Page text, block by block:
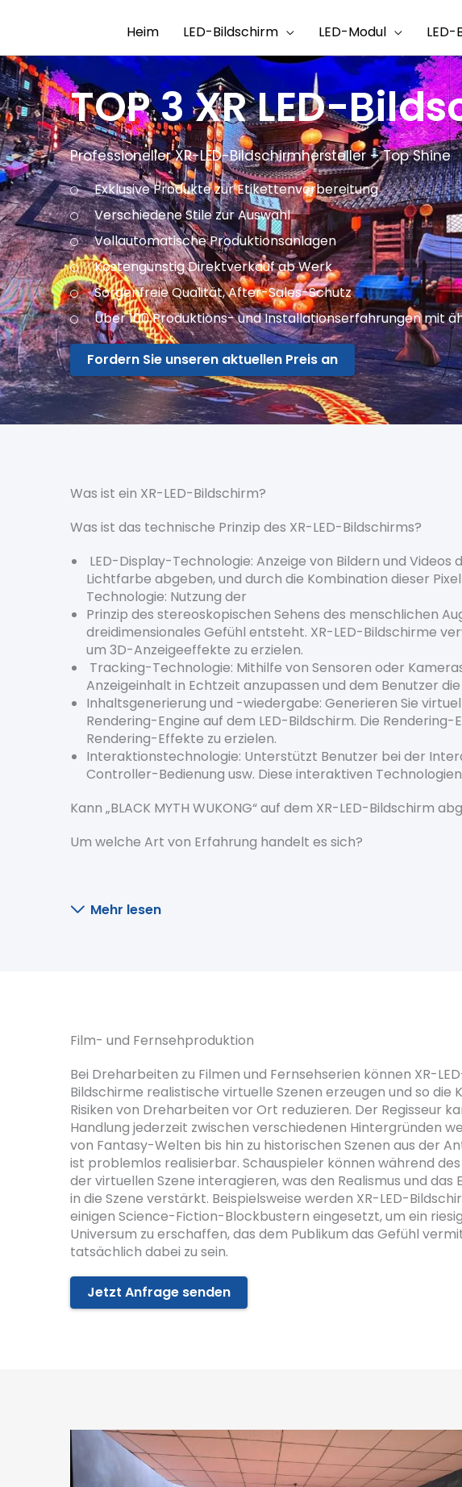
Heim LED-Bildschirm LED-Modul
TOP 3 XR LED-
Professioneller XR-LED-Bildschirmhersteller – Top Shine
Exklusive Produkte zur Etikettenvorbereitung
Verschiedene Stile zur Auswahl
Vollautomatische Produktionsanlagen
KostengünstigDirektverkauf ab Werk
Sorgenfreie Qualität, After-Sales-Schutz
Über 100 Produktions- und Installationserfahrungen mit
Fordern Sie unseren aktuellen Preis an
Was ist ein XR-LED-Bildschirm?
Was ist das technische Prinzip des XR-LED-Bildschirms?
LED-Display-Technologie: Anzeige von Bildern und
Lichtfarbe abgeben, und durch die Kombination dieser
Technologie: Nutzung der
Prinzip des stereoskopischen Sehens des menschlichen
dreidimensionales Gefühl entsteht. XR-LED-Bildschirme
um 3D-Anzeigeeffekte zu erzielen.
Tracking-Technologie: Mithilfe von Sensoren oder
Anzeigeinhalt in Echtzeit anzupassen und dem Benutzer
Inhaltsgenerierung und -wiedergabe: Generieren Sie
Rendering-Engine auf dem LED-Bildschirm. Die
Rendering-Effekte zu erzielen.
Interaktionstechnologie: Unterstützt Benutzer bei der
Controller-Bedienung usw. Diese interaktiven
Kann „BLACK MYTH WUKONG“ auf dem XR-LED-Bildschirm
Um welche Art von Erfahrung handelt es sich?
Mehr lesen
Film- und Fernsehproduktion
Bei Dreharbeiten zu Filmen und Fernsehserien können XR-
Bildschirme realistische virtuelle Szenen erzeugen und so die
Risiken von Dreharbeiten vor Ort reduzieren. Der Regisseur
Handlung jederzeit zwischen verschiedenen Hintergründen
von Fantasy-Welten bis hin zu historischen Szenen aus der
ist problemlos realisierbar. Schauspieler können während
der virtuellen Szene interagieren, was den Realismus und das
in die Szene verstärkt. Beispielsweise werden XR-LED-
einigen Science-Fiction-Blockbustern eingesetzt, um ein
Universum zu erschaffen, das dem Publikum das Gefühl
tatsächlich dabei zu sein.
Jetzt Anfrage senden